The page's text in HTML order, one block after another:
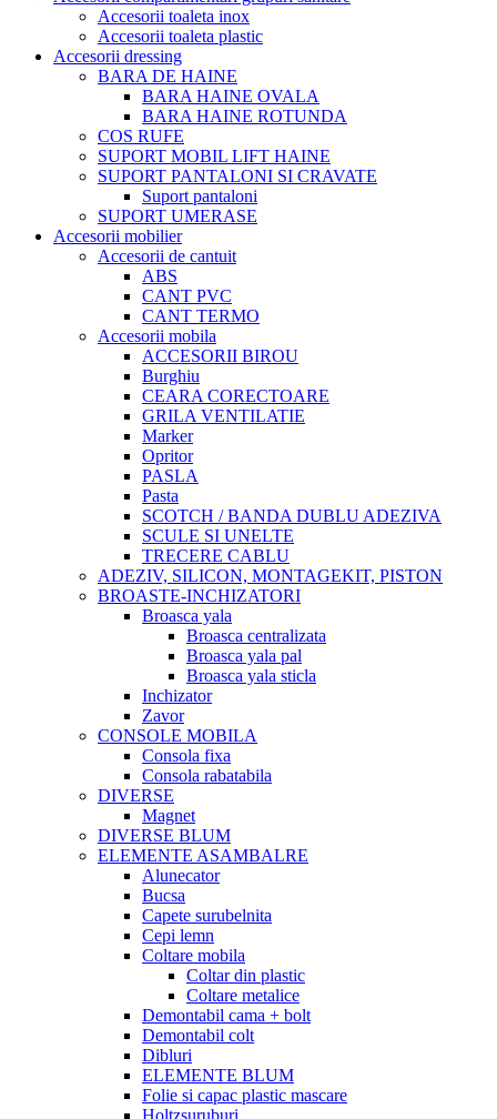
Accesorii toaleta inox
Accesorii toaleta plastic
Accesorii dressing
BARA DE HAINE
BARA HAINE OVALA
BARA HAINE ROTUNDA
COS RUFE
SUPORT MOBIL LIFT HAINE
SUPORT PANTALONI SI CRAVATE
Suport pantaloni
SUPORT UMERASE
Accesorii mobilier
Accesorii de cantuit
ABS
CANT PVC
CANT TERMO
Accesorii mobila
ACCESORII BIROU
Burghiu
CEARA CORECTOARE
GRILA VENTILATIE
Marker
Opritor
PASLA
Pasta
SCOTCH / BANDA DUBLU ADEZIVA
SCULE SI UNELTE
TRECERE CABLU
ADEZIV, SILICON, MONTAGEKIT, PISTON
BROASTE-INCHIZATORI
Broasca yala
Broasca centralizata
Broasca yala pal
Broasca yala sticla
Inchizator
Zavor
CONSOLE MOBILA
Consola fixa
Consola rabatabila
DIVERSE
Magnet
DIVERSE BLUM
ELEMENTE ASAMBALRE
Alunecator
Bucsa
Capete surubelnita
Cepi lemn
Coltare mobila
Coltar din plastic
Coltare metalice
Demontabil cama + bolt
Demontabil colt
Dibluri
ELEMENTE BLUM
Folie si capac plastic mascare
Holtzsuruburi